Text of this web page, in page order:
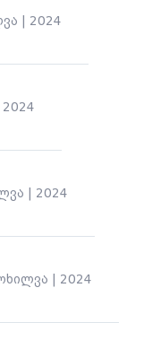
| 2024
| 2024
| 2024